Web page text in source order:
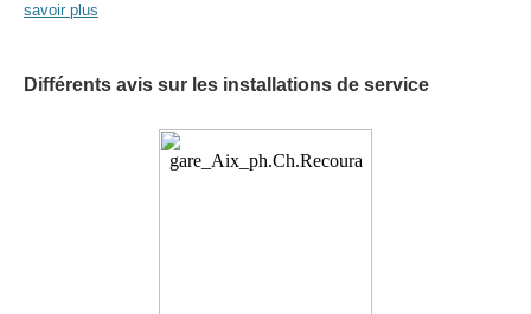
savoir plus
Différents avis sur les installations de service